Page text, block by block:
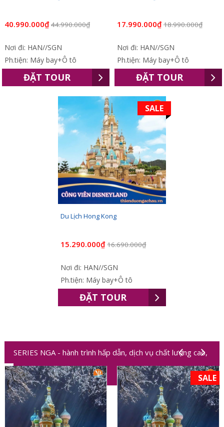
40.990.000₫44.990.000₫
Nơi đi: HAN//SGN
Ph.tiện: Máy bay+Ô tô
ĐẶT TOUR
17.990.000₫18.990.000₫
Nơi đi: HAN//SGN
Ph.tiện: Máy bay+Ô tô
ĐẶT TOUR
SALE
Du Lịch Hong Kong
15.290.000₫16.690.000₫
Nơi đi: HAN//SGN
Ph.tiện: Máy bay+Ô tô
ĐẶT TOUR
SERIES NGA - hành trình hấp dẫn, dịch vụ chất lượng cao,
trải nghiệm độc đáo SALE